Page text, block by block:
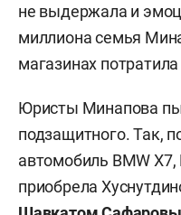
площадью 94 кв.
тракт за 4,3 млн
земельный
площадью 280
Пятидворка
стоимостью 9,3
не выдержала и
миллиона семья
магазинах
Юристы Минапова
подзащитного. Так,
автомобиль BMW
приобрела